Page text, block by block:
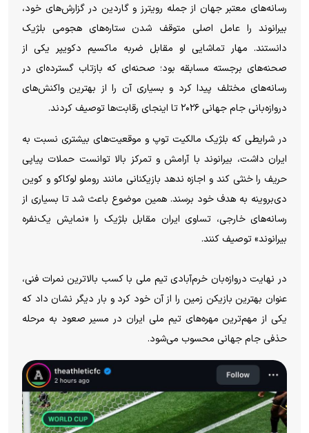
رسانه‌های معتبر جهان از جمله رویترز و گاردین در گزارش‌های خود،
بیرانوند را عامل اصلی متوقف شدن ستاره‌های هجومی بلژیک
دانستند. مهار تماشایی او مقابل ضربه ماکسیم دکویپر یکی از
صحنه‌های برجسته مسابقه بود؛ صحنه‌ای که بازتاب گسترده‌ای در
رسانه‌های مختلف پیدا کرد و بسیاری آن را از بهترین واکنش‌های
دروازه‌بانی جام جهانی ۲۰۲۶ تا اینجای رقابت‌ها توصیف کردند.
در شرایطی که بلژیک مالکیت توپ و موقعیت‌های بیشتری نسبت به
ایران داشت، بیرانوند با آرامش و تمرکز بالا توانست حملات پیاپی
حریف را خنثی کند و اجازه ندهد بازیکنانی مانند روملو لوکاکو و کوین
دی‌بروینه به هدف خود برسند. همین موضوع باعث شد تا بسیاری از
رسانه‌های خارجی، تساوی ایران مقابل بلژیک را «نمایش یک‌نفره
بیرانوند» توصیف کنند.
در نهایت دروازه‌بان خرم‌آبادی تیم ملی با کسب بالاترین نمرات فنی،
عنوان بهترین بازیکن زمین را از آن خود کرد و بار دیگر نشان داد که
یکی از مهم‌ترین مهره‌های تیم ملی ایران در مسیر صعود به مرحله
حذفی جام جهانی محسوب می‌شود.